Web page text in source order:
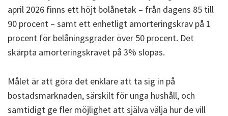
april 2026 finns ett höjt bolånetak – från dagens 85 till
90 procent – samt ett enhetligt amorteringskrav på 1
procent för belåningsgrader över 50 procent. Det
skärpta amorteringskravet på 3% slopas.
Målet är att göra det enklare att ta sig in på
bostadsmarknaden, särskilt för unga hushåll, och
samtidigt ge fler möjlighet att själva välja hur de vill